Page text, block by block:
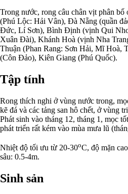
Trong nước, rong câu chân vịt phân
(Phú Lộc: Hải Vân), Đà Nẵng (quần
Đức, Lí Sơn), Bình Định (vịnh Qui
Xuân Đài), Khánh Hoà (vịnh Nha
Thuận (Phan Rang: Sơn Hải, Mĩ Hoà,
(Côn Đảo), Kiên Giang (Phú Quốc).
Tập tính
Rong thích nghi ở vùng nước trong,
kẽ đá và các tảng san hô chết, ở vùng
Phát sinh vào tháng 12, tháng 1, mọc
phát triển rất kém vào mùa mưa lũ
Nhiệt độ tối ưu từ 20-30oC, độ mặn
sâu: 0.5-4m.
Sinh sản